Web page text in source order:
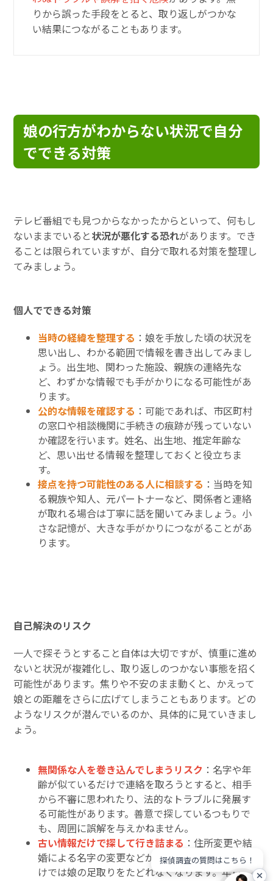
りから誤った手段をとると、取り返しがつかな
い結果につながることもあります。
娘の行方がわからない状況で自分
でできる対策
テレビ番組でも見つからなかったからといって、何もし
ないままでいると状況が悪化する恐れがあります。でき
ることは限られていますが、自分で取れる対策を整理し
てみましょう。
個人でできる対策
当時の経緯を整理する ：娘を手放した頃の状況を
思い出し、わかる範囲で情報を書き出してみまし
ょう。出生地、関わった施設、親族の連絡先な
ど、わずかな情報でも手がかりになる可能性があ
ります。
公的な情報を確認する ：可能であれば、市区町村
の窓口や相談機関に手続きの痕跡が残っていない
か確認を行います。姓名、出生地、推定年齢な
ど、思い出せる情報を整理しておくと役立ちま
す。
接点を持つ可能性のある人に相談する ：当時を知
る親族や知人、元パートナーなど、関係者と連絡
が取れる場合は丁寧に話を聞いてみましょう。小
さな記憶が、大きな手がかりにつながることがあ
ります。
自己解決のリスク
一人で探そうとすること自体は大切ですが、慎重に進め
ないと状況が複雑化し、取り返しのつかない事態を招く
可能性があります。焦りや不安のまま動くと、かえって
娘との距離をさらに広げてしまうこともあります。どの
ようなリスクが潜んでいるのか、具体的に見ていきまし
ょう。
無関係な人を巻き込んでしまうリスク ：名字や年
齢が似ているだけで連絡を取ろうとすると、相手
から不審に思われたり、法的なトラブルに発展す
る可能性があります。善意で探しているつもりで
も、周囲に誤解を与えかねません。
古い情報だけで探して行き詰まる ：住所変更や結
婚による名字の変更などが重なると、昔の情報だ
けでは娘の足取りをたどれなくなります。年月が
探偵調査の質問はこちら！